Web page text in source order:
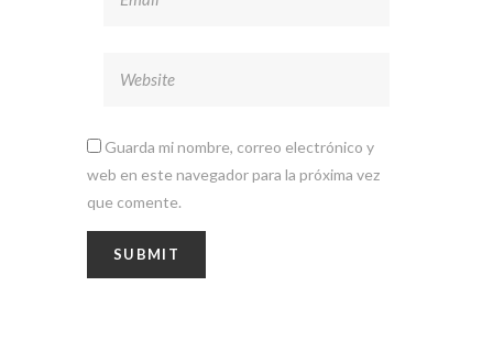
Guarda mi nombre, correo electrónico y
web en este navegador para la próxima vez
que comente.